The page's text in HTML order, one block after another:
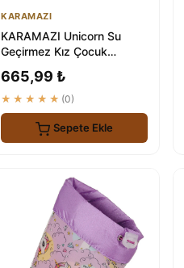
KARAMAZI
KARAMAZI Unicorn Su
Geçirmez Kız Çocuk
Yağmur Çizmesi - 100% Su
Geçirmez
665,99 ₺
★★★★★ (0)
Sepete Ekle